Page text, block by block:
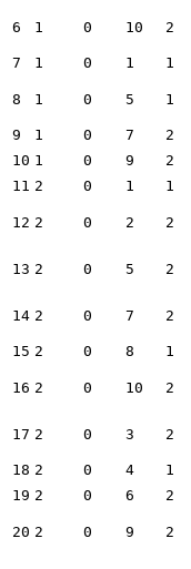
6 1 0 10 2
7
1 0 1 1
8 1 0 5 1
9
1 0 7 2
10 1 0 9 2
11 2 0 1 1
12 2 0 2 2
13 2 0 5 2
14 2 0 7 2
15 2 0 8 1
16 2 0 10 2
17 2 0 3 2
18 2 0 4 1
19 2 0 6 2
20 2 0 9 2